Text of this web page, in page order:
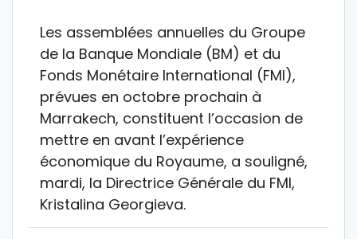
Les assemblées annuelles du Groupe
de la Banque Mondiale (BM) et du
Fonds Monétaire International (FMI),
prévues en octobre prochain à
Marrakech, constituent l’occasion de
mettre en avant l’expérience
économique du Royaume, a souligné,
mardi, la Directrice Générale du FMI,
Kristalina Georgieva.